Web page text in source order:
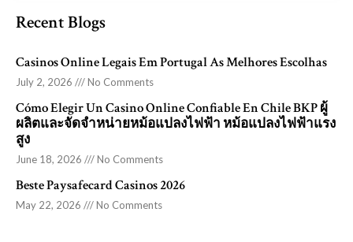
Recent Blogs
Casinos Online Legais Em Portugal As Melhores Escolhas
July 2, 2026 No Comments
Cómo Elegir Un Casino Online Confiable En Chile BKP ผู้
ผลิตและจัดจำหน่ายหม้อแปลงไฟฟ้า หม้อแปลงไฟฟ้าแรง
สูง
June 18, 2026 No Comments
Beste Paysafecard Casinos 2026
May 22, 2026 No Comments